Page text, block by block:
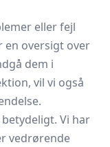
eller fejl
en oversigt over
dem i
vil vi også
Vi har
vedrørende